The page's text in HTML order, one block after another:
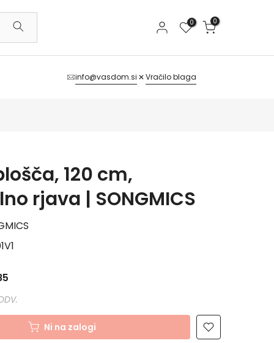
0 0
info@vasdom.si Vračilo blaga
120 cm,
rjava | SONGMICS
Ni na zalogi